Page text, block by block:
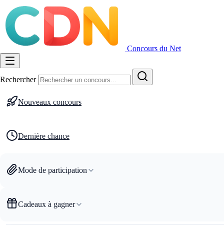
Concours du Net
Rechercher
Nouveaux concours
Dernière chance
Mode de participation
Cadeaux à gagner